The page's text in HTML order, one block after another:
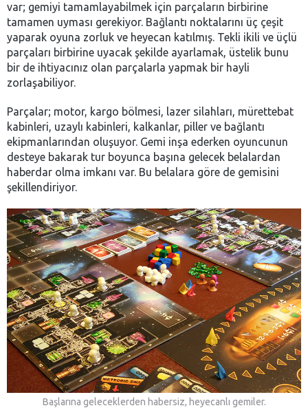
var; gemiyi tamamlayabilmek için parçaların birbirine
tamamen uyması gerekiyor. Bağlantı noktalarını üç çeşit
yaparak oyuna zorluk ve heyecan katılmış. Tekli ikili ve üçlü
parçaları birbirine uyacak şekilde ayarlamak, üstelik bunu
bir de ihtiyacınız olan parçalarla yapmak bir hayli
zorlaşabiliyor.
Parçalar; motor, kargo bölmesi, lazer silahları, mürettebat
kabinleri, uzaylı kabinleri, kalkanlar, piller ve bağlantı
ekipmanlarından oluşuyor. Gemi inşa ederken oyuncunun
desteye bakarak tur boyunca başına gelecek belalardan
haberdar olma imkanı var. Bu belalara göre de gemisini
şekillendiriyor.
Başlarına geleceklerden habersiz, heyecanlı gemiler.